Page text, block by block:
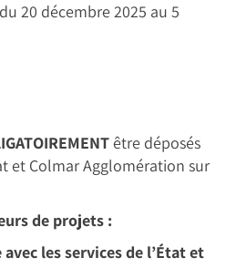
20 décembre 2025 au 5
être déposés
et Colmar Agglomération sur
de projets :
les services de l’État et